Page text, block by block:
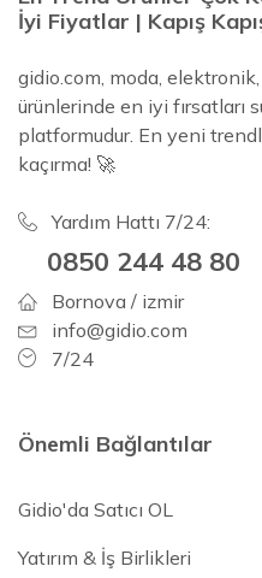
İyi Fiyatlar | Kapış
gidio.com, moda,
ürünlerinde en iyi fırsatları
platformudur. En yeni
kaçırma! 🚀
Yardım Hattı 7/24:
0850 244 48 80
Bornova / izmir
info@gidio.com
7/24
Önemli Bağlantılar
Gidio'da Satıcı OL
Yatırım & İş Birlikleri